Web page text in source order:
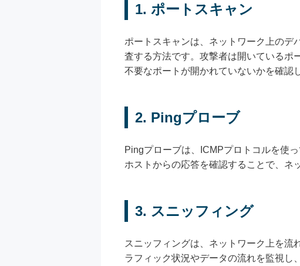
1. ポートスキャン
ポートスキャンは、ネットワーク上のデ
査する方法です。攻撃者は開いているポ
不要なポートが開かれていないかを確認
2. Pingプローブ
Pingプローブは、ICMPプロトコルを使
ホストからの応答を確認することで、ネ
3. スニッフィング
スニッフィングは、ネットワーク上を流
ラフィック状況やデータの流れを監視し